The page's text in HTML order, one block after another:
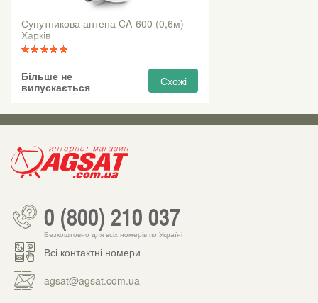
Супутникова антена CA-600 (0,6м)
Харків
Більше не
випускається
Схожі
0 (800) 210 037
Безкоштовно для всіх номерів по Україні
Всі контактні номери
agsat@agsat.com.ua